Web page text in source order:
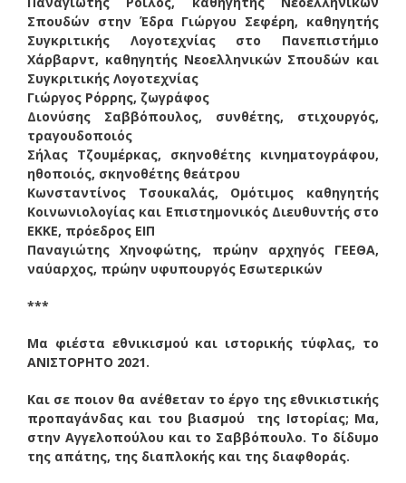
Σπουδών στην Έδρα Γιώργου Σεφέρη, καθηγητής
Συγκριτικής Λογοτεχνίας στο Πανεπιστήμιο
Χάρβαρντ, καθηγητής Νεοελληνικών Σπουδών και
Συγκριτικής Λογοτεχνίας
Γιώργος Ρόρρης, ζωγράφος
Διονύσης Σαββόπουλος, συνθέτης, στιχουργός,
τραγουδοποιός
Σήλας Τζουμέρκας, σκηνοθέτης κινηματογράφου,
ηθοποιός, σκηνοθέτης θεάτρου
Κωνσταντίνος Τσουκαλάς, Ομότιμος καθηγητής
Κοινωνιολογίας και Επιστημονικός Διευθυντής στο
ΕΚΚΕ, πρόεδρος ΕΙΠ
Παναγιώτης Χηνοφώτης, πρώην αρχηγός ΓΕΕΘΑ,
ναύαρχος, πρώην υφυπουργός Εσωτερικών
***
Μα φιέστα εθνικισμού και ιστορικής τύφλας, το
ΑΝΙΣΤΟΡΗΤΟ 2021.
Και σε ποιον θα ανέθεταν το έργο της εθνικιστικής
προπαγάνδας και του βιασμού της Ιστορίας; Μα,
στην Αγγελοπούλου και το Σαββόπουλο. Το δίδυμο
της απάτης, της διαπλοκής και της διαφθοράς.